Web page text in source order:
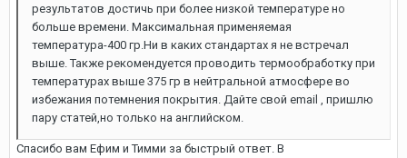
результатов достичь при более низкой температуре но
больше времени. Максимальная применяемая
температура-400 гр.Ни в каких стандартах я не встречал
выше. Также рекомендуется проводить термообработку при
температурах выше 375 гр в нейтральной атмосфере во
избежания потемнения покрытия. Дайте свой email , пришлю
пару статей,но только на английском.
Спасибо вам Ефим и Тимми за быстрый ответ. В